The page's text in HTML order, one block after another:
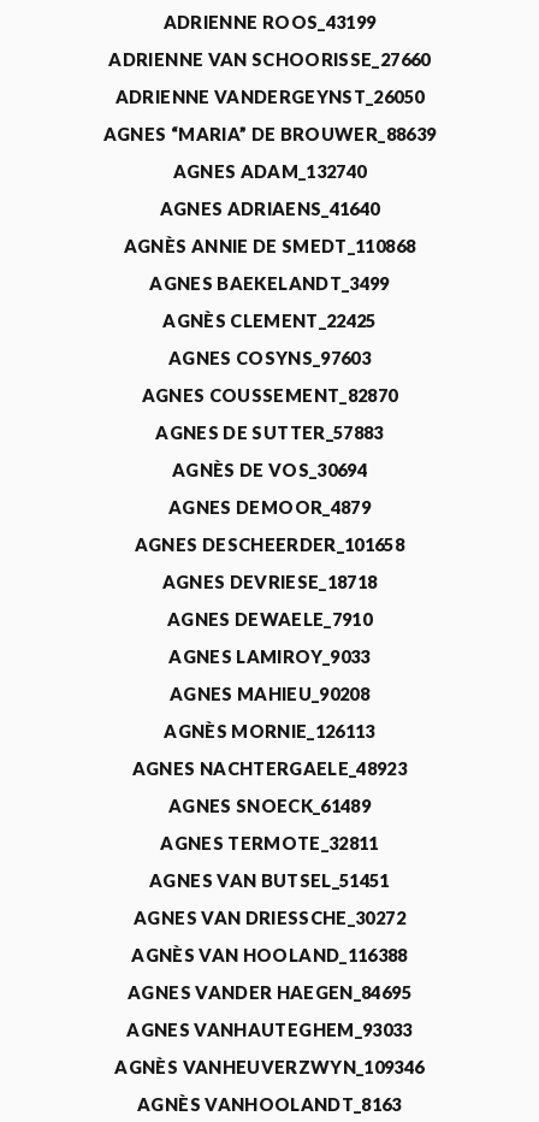
ADRIENNE ROOS_43199
ADRIENNE VAN SCHOORISSE_27660
ADRIENNE VANDERGEYNST_26050
AGNES “MARIA” DE BROUWER_88639
AGNES ADAM_132740
AGNES ADRIAENS_41640
AGNÈS ANNIE DE SMEDT_110868
AGNES BAEKELANDT_3499
AGNÈS CLEMENT_22425
AGNES COSYNS_97603
AGNES COUSSEMENT_82870
AGNES DE SUTTER_57883
AGNÈS DE VOS_30694
AGNES DEMOOR_4879
AGNES DESCHEERDER_101658
AGNES DEVRIESE_18718
AGNES DEWAELE_7910
AGNES LAMIROY_9033
AGNES MAHIEU_90208
AGNÈS MORNIE_126113
AGNES NACHTERGAELE_48923
AGNES SNOECK_61489
AGNES TERMOTE_32811
AGNES VAN BUTSEL_51451
AGNES VAN DRIESSCHE_30272
AGNÈS VAN HOOLAND_116388
AGNES VANDER HAEGEN_84695
AGNES VANHAUTEGHEM_93033
AGNÈS VANHEUVERZWYN_109346
AGNÈS VANHOOLANDT_8163